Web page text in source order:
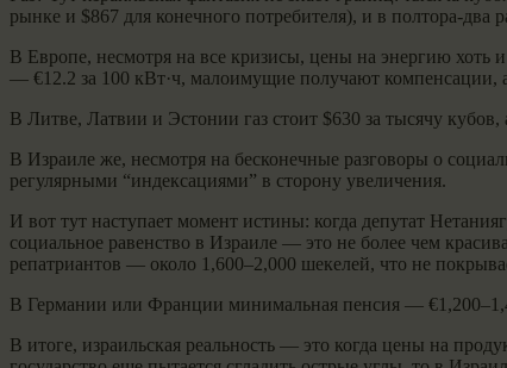
рынке и $867 для конечного потребителя), и в полтора-
В Европе, несмотря на все кризисы, цены на энергию хоть
— €12.2 за 100 кВт·ч, малоимущие получают
В Литве, Латвии и Эстонии газ стоит $630 за тысячу
В Израиле же, несмотря на бесконечные разговоры о
регулярными “индексациями” в сторону увеличения.
И вот тут наступает момент истины: когда депутат
социальное равенство в Израиле — это не более чем
репатриантов — около 1,600–2,000 шекелей, что не
В Германии или Франции минимальная пенсия —
В итоге, израильская реальность — это когда цены на